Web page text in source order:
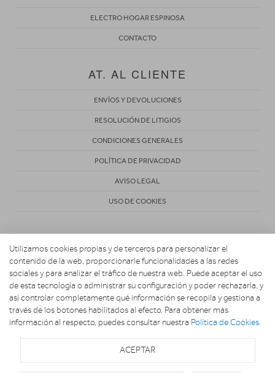
ELECTRO HOGAR ESPINOSA
CONTACTO
AT. AL CLIENTE
ENVÍOS Y DEVOLUCIONES
RESOLUCIÓN DE LITIGIOS
CONDICIONES GENERALES
POLÍTICA DE PRIVACIDAD
AVISO LEGAL
USO DE COOKIES
Copyright 2026. Electro Hogar Espinosa
Utilizamos cookies propias y de terceros para personalizar el
contenido de la web, proporcionarle funcionalidades a las redes
sociales y para analizar el tráfico de nuestra web. Puede aceptar el uso
de esta tecnología o administrar su configuración y poder rechazarla, y
así controlar completamente qué información se recopila y gestiona a
través de los botones habilitados al efecto. Para obtener más
información al respecto, puedes consultar nuestra Política de Cookies.
ACEPTAR